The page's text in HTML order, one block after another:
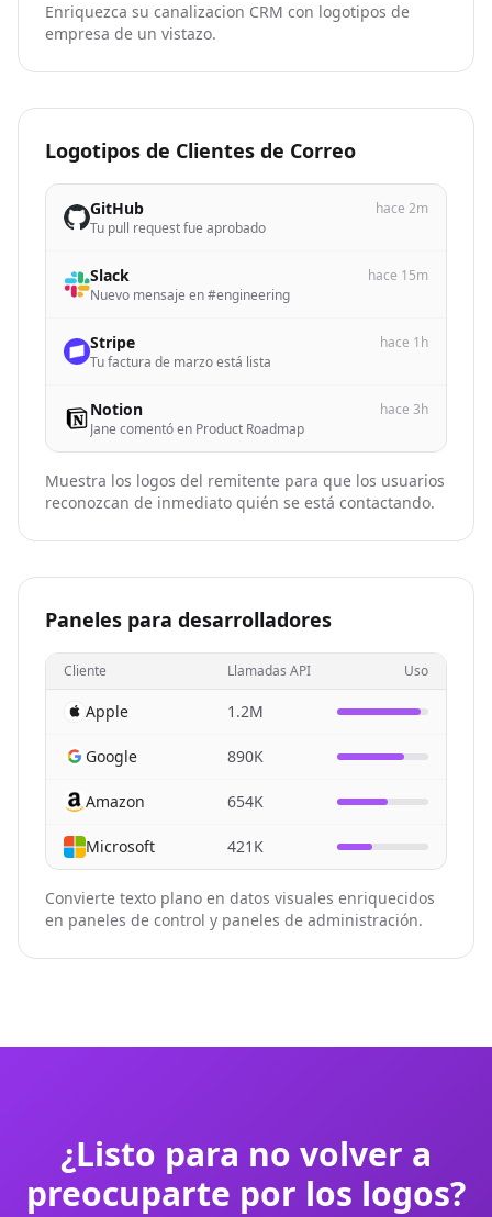
Enriquezca su canalizacion CRM con logotipos de
empresa de un vistazo.
Logotipos de Clientes de Correo
GitHub
hace 2m
Tu pull request fue aprobado
Slack
hace 15m
Nuevo mensaje en #engineering
Stripe
hace 1h
Tu factura de marzo está lista
Notion
hace 3h
Jane comentó en Product Roadmap
Muestra los logos del remitente para que los usuarios
reconozcan de inmediato quién se está contactando.
Paneles para desarrolladores
Cliente Llamadas API Uso
Apple 1.2M
Google 890K
Amazon 654K
Microsoft 421K
Convierte texto plano en datos visuales enriquecidos
en paneles de control y paneles de administración.
¿Listo para no volver a
preocuparte por los logos?